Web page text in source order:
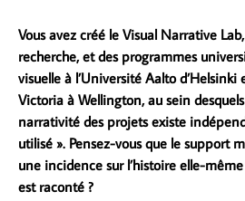
Vous avez créé le Visual Narrative
recherche, et des programmes
visuelle à l’Université Aalto d’Helsinki
Victoria à Wellington, au sein
narrativité des projets existe
utilisé ». Pensez-vous que le support
une incidence sur l’histoire elle-
est raconté ?